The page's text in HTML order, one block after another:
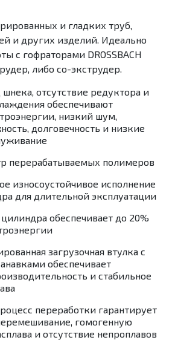
и гладких труб,
и других изделий. Идеально
с гофраторами DROSSBACH
либо со-экструдер.
отсутствие редуктора и
обеспечивают
низкий шум,
долговечность и низкие
перерабатываемых полимеров
износоустойчивое исполнение
для длительной эксплуатации
обеспечивает до 20%
загрузочная втулка с
обеспечивает
и стабильное
переработки гарантирует
гомогенную
и отсутствие непроплавов